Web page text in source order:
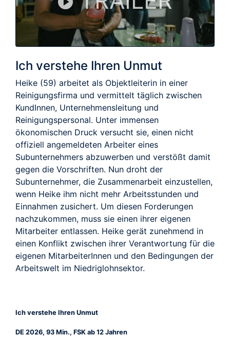
Ich verstehe Ihren Unmut
Heike (59) arbeitet als Objektleiterin in einer
Reinigungsfirma und vermittelt täglich zwischen
KundInnen, Unternehmensleitung und
Reinigungspersonal. Unter immensen
ökonomischen Druck versucht sie, einen nicht
offiziell angemeldeten Arbeiter eines
Subunternehmers abzuwerben und verstößt damit
gegen die Vorschriften. Nun droht der
Subunternehmer, die Zusammenarbeit einzustellen,
wenn Heike ihm nicht mehr Arbeitsstunden und
Einnahmen zusichert. Um diesen Forderungen
nachzukommen, muss sie einen ihrer eigenen
Mitarbeiter entlassen. Heike gerät zunehmend in
einen Konflikt zwischen ihrer Verantwortung für die
eigenen MitarbeiterInnen und den Bedingungen der
Arbeitswelt im Niedriglohnsektor.
Ich verstehe Ihren Unmut
DE 2026, 93 Min., FSK ab 12 Jahren